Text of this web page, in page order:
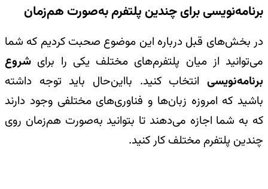
برنامه‌نویسی برای چندین پلتفرم به‌صورت هم‌زمان
در بخش‌های قبل درباره این موضوع صحبت کردیم که شما
می‌توانید از میان پلتفرم‌های مختلف یکی را برای شروع
برنامه‌نویسی انتخاب کنید. بااین‌حال باید توجه داشته
باشید که امروزه زبان‌ها و فناوری‌های مختلفی وجود دارند
که به شما اجازه می‌دهند تا بتوانید به‌صورت هم‌زمان روی
چندین پلتفرم مختلف کار کنید.